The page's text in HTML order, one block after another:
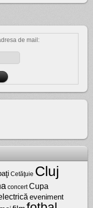
de mail:
Cetăţuie Cluj
concert Cupa
eveniment